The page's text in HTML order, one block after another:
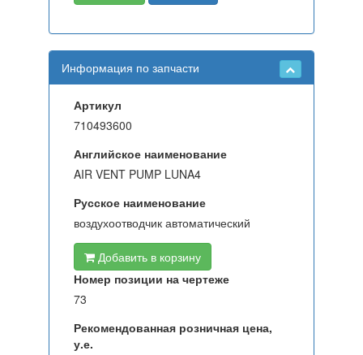
Информация по запчасти
Артикул
710493600
Английское наименование
AIR VENT PUMP LUNA4
Русское наименование
воздухоотводчик автоматический
Добавить в корзину
Номер позиции на чертеже
73
Рекомендованная розничная цена,
у.е.